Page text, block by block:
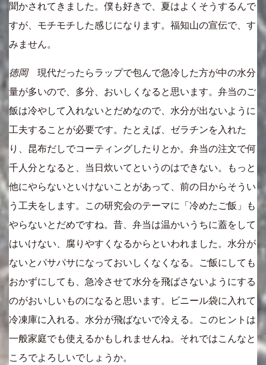
聞かされてきました。僕も好きで、夏はよくそうするんで
すが、モチモチした感じになります。福知山の宣伝で、す
みません。
徳岡現代だったらラップで包んで急冷した方が中の水分
量が多いので、多分、おいしくなると思います。弁当のご
飯は冷やして入れないとだめなので、水分が出ないように
工夫することが必要です。たとえば、ゼラチンを入れた
り、昆布だしでコーティングしたりとか。弁当の注文で何
千人分となると、当日炊いてというのはできない。もっと
他にやらないといけないことがあって、前の日からそうい
う工夫をします。この研究会のテーマに「冷めたご飯」も
やらないとだめですね。昔、弁当は温かいうちに蓋をして
はいけない、腐りやすくなるからといわれました。水分が
ないとパサパサになっておいしくなくなる。ご飯にしても
おかずにしても、急冷させて水分を飛ばさないようにする
のがおいしいものになると思います。ビニール袋に入れて
冷凍庫に入れる。水分が飛ばないで冷える。このヒントは
一般家庭でも使えるかもしれませんね。それではこんなと
ころでよろしいでしょうか。